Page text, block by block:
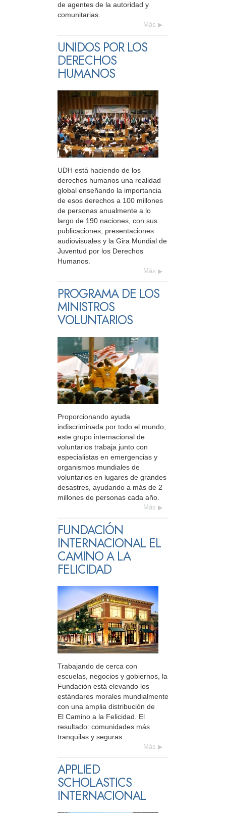
de agentes de la autoridad y
comunitarias.
Más
UNIDOS POR LOS
DERECHOS
HUMANOS
UDH está haciendo de los
derechos humanos una realidad
global enseñando la importancia
de esos derechos a 100 millones
de personas anualmente a lo
largo de 190 naciones, con sus
publicaciones, presentaciones
audiovisuales y la Gira Mundial de
Juventud por los Derechos
Humanos.
Más
PROGRAMA DE LOS
MINISTROS
VOLUNTARIOS
Proporcionando ayuda
indiscriminada por todo el mundo,
este grupo internacional de
voluntarios trabaja junto con
especialistas en emergencias y
organismos mundiales de
voluntarios en lugares de grandes
desastres, ayudando a más de 2
millones de personas cada año.
Más
FUNDACIÓN
INTERNACIONAL EL
CAMINO A LA
FELICIDAD
Trabajando de cerca con
escuelas, negocios y gobiernos, la
Fundación está elevando los
estándares morales mundialmente
con una amplia distribución de
El Camino a la Felicidad. El
resultado: comunidades más
tranquilas y seguras.
Más
APPLIED
SCHOLASTICS
INTERNACIONAL